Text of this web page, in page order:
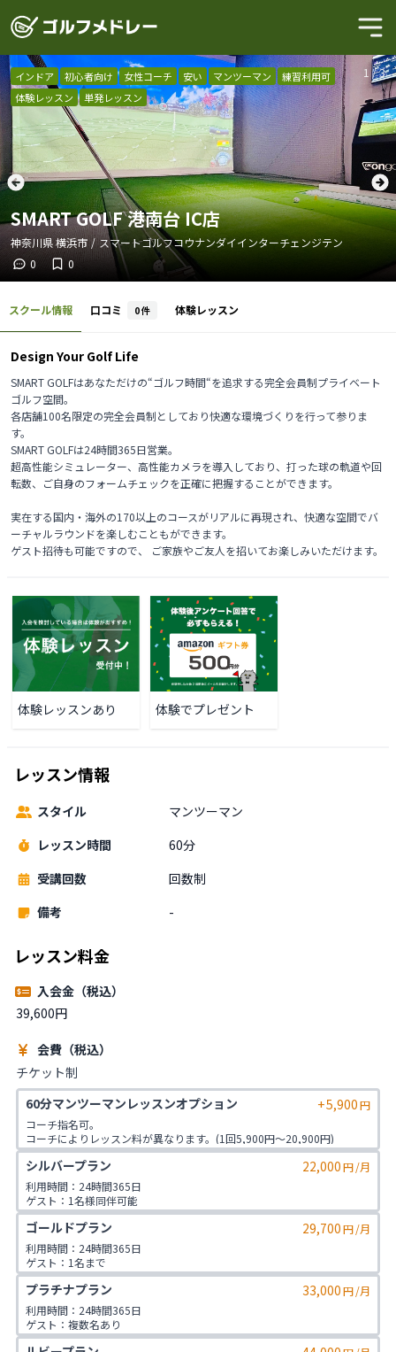
1 /3
インドア 初心者向け 女性コーチ 安い マンツーマン
練習利用可
体験レッスン
単発レッスン
SMART GOLF 港南台 IC店
神奈川県横浜市 / スマートゴルフコウナンダイインターチェンジテン
0
0
スクール情報 口コミ 0件 体験レッスン
Design Your Golf Life
SMART GOLFはあなただけの“ゴルフ時間“を追求する完全会員制プライベート
ゴルフ空間。
各店舗100名限定の完全会員制としており快適な環境づくりを行って参りま
す。
SMART GOLFは24時間365日営業。
超高性能シミュレーター、高性能カメラを導入しており、打った球の軌道や回
転数、ご自身のフォームチェックを正確に把握することができます。
実在する国内・海外の170以上のコースがリアルに再現され、快適な空間でバ
ーチャルラウンドを楽しむこともができます。
体験レッスンあり 体験でプレゼント
レッスン情報
スタイル
マンツーマン
レッスン時間
60分
受講回数
回数制
備考
-
レッスン料金
入会金（税込）
39,600円
会費（税込）
チケット制
60分マンツーマンレッスンオプション
+5,900円
コーチ指名可。
コーチによりレッスン料が異なります。(1回5,900円〜20,900円)
※レッスン最低価格
GARDEN店:7,900円
23区内店舗:6,900円
23区外店舗:5,900円
シルバープラン 22,000円/月
利用時間：24時間365日
ゲスト：1名様同伴可能
ゴールドプラン 29,700円/月
利用時間：24時間365日
ゲスト：1名まで
1日2コマ予約可
プラチナプラン 33,000円/月
利用時間：24時間365日
ゲスト：複数名あり
1日2コマ予約可